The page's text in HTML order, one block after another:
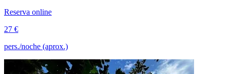
Reserva online
27 €
pers./noche (aprox.)